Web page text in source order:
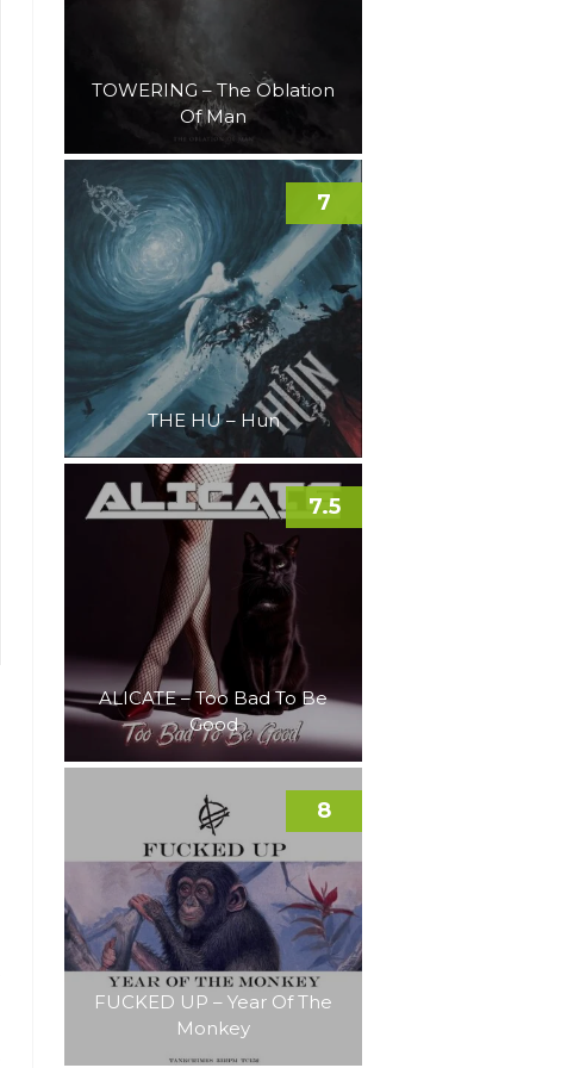
TOWERING – The Oblation
Of Man
THE HU – Hun
7
ALICATE – Too Bad To Be
Good
7.5
FUCKED UP – Year Of The
Monkey
8